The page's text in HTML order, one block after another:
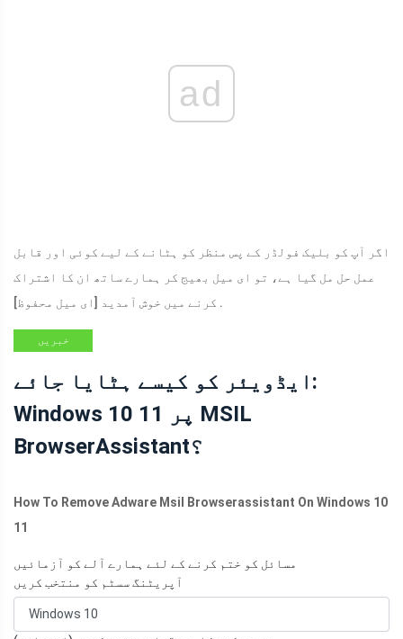
ad
اگر آپ کو بلیک فولڈر کے پس منظر کو ہٹانے کے لیے کوئی اور قابل
عمل حل مل گیا ہے، تو ای میل بھیج کر ہمارے ساتھ ان کا اشتراک
کرنے میں خوش آمدید [ای میل محفوظ] .
خبریں
ایڈویئر کو کیسے ہٹایا جائے:
Windows 10 11 پر MSIL
BrowserAssistant؟
How To Remove Adware Msil Browserassistant On Windows 10
11
مسائل کو ختم کرنے کے لئے ہمارے آلے کو آزمائیں
آپریٹنگ سسٹم کو منتخب کریں